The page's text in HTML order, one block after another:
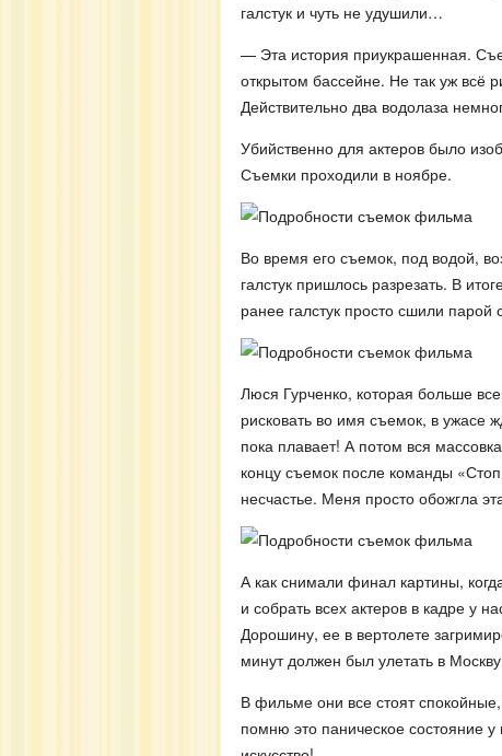
галстук и чуть не удушили…
— Эта история приукрашенная.
открытом бассейне. Не так уж всё
Действительно два водолаза
Убийственно для актеров было
Съемки проходили в ноябре.
Во время его съемок, под водой,
галстук пришлось разрезать. В
ранее галстук просто сшили парой
Люся Гурченко, которая больше
рисковать во имя съемок, в ужасе
пока плавает! А потом вся
концу съемок после команды
несчастье. Меня просто обожгла
А как снимали финал картины,
и собрать всех актеров в кадре у
Дорошину, ее в вертолете
минут должен был улетать в
В фильме они все стоят
помню это паническое состояние